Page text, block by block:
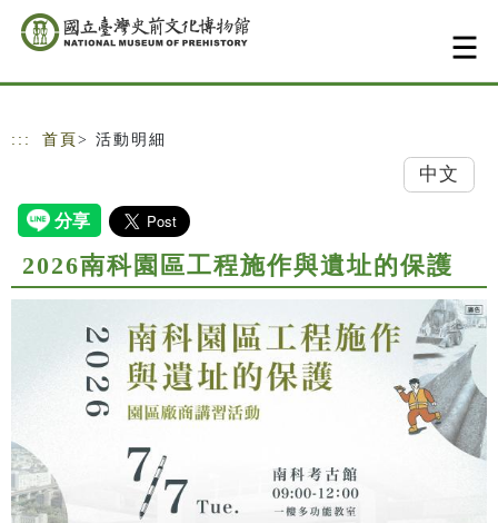
跳到主要內容
網站導覽
::: 首頁 > 活動明細
中文
2026南科園區工程施作與遺址的保護